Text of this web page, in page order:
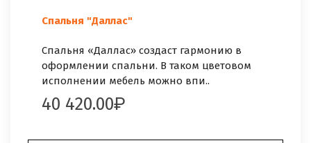
Спальня "Даллас"
Спальня «Даллас» создаст гармонию в
оформлении спальни. В таком цветовом
исполнении мебель можно впи..
40 420.00